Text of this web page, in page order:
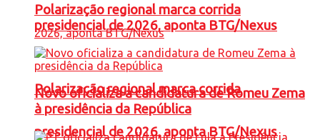
Polarização regional marca corrida
presidencial de 2026, aponta BTG/Nexus
Polarização regional marca corrida
presidencial de 2026, aponta BTG/Nexus
Novo oficializa a candidatura de Romeu Zema
à presidência da República